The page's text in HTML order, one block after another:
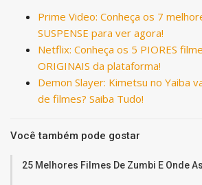
Prime Video: Conheça os 7
SUSPENSE para ver agora!
Netflix: Conheça os 5 PIORES
ORIGINAIS da plataforma!
Demon Slayer: Kimetsu no Yaiba
de filmes? Saiba Tudo!
Você também pode gostar
25 Melhores Filmes De Zumbi E Onde